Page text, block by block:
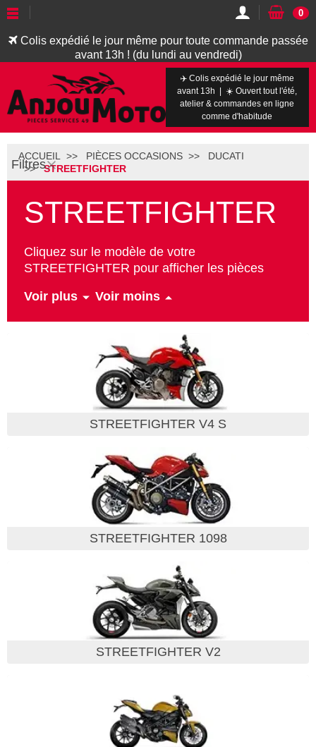
Colis expédié le jour même pour toute commande passée
avant 13h ! (du lundi au vendredi)
0
✈️ Colis expédié le jour même
avant 13h | ☀️ Ouvert tout l'été,
atelier & commandes en ligne
comme d'habitude
Filtres
ACCUEIL PIÈCES OCCASIONS
DUCATI
STREETFIGHTER
STREETFIGHTER
Cliquez sur le modèle de votre
STREETFIGHTER pour afficher les pièces
Voir plus
Voir moins
STREETFIGHTER V4 S
STREETFIGHTER 1098
STREETFIGHTER V2